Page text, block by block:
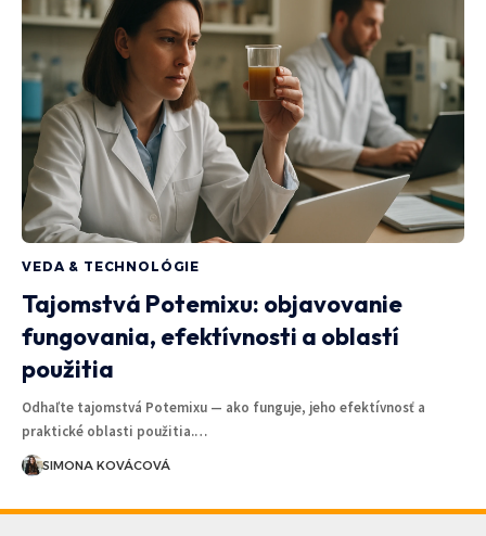
VEDA & TECHNOLÓGIE
Tajomstvá Potemixu: objavovanie
fungovania, efektívnosti a oblastí
použitia
Odhaľte tajomstvá Potemixu — ako funguje, jeho efektívnosť a
praktické oblasti použitia.…
SIMONA KOVÁCOVÁ